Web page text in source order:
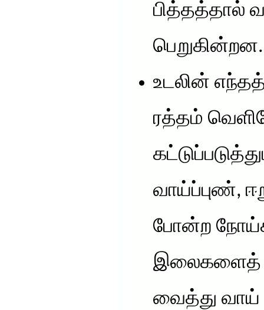
பித்தத்தால்
பெறுகின்றன.
உடலின் எந்தத்
ரத்தம்
வாய்ப்புண்,
போன்ற
இலைகளைத்
வைத்து